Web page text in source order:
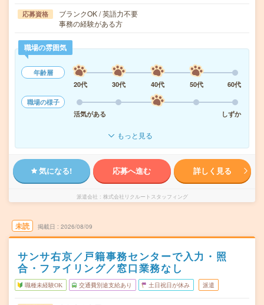
応募資格
ブランクOK / 英語力不要
事務の経験がある方
職場の雰囲気
年齢層
20代
30代 40代 50代
60代
職場の様子
活気がある
しずか
もっと見る
気になる! 応募へ進む 詳しく見る
派遣会社 株式会社リクルートスタッフィング
未読 掲載日 2026/08/09
サンサ右京／戸籍事務センターで入力・照
合・ファイリング／窓口業務なし
職種未経験OK 交通費別途支給あり 土日祝日が休み 派遣